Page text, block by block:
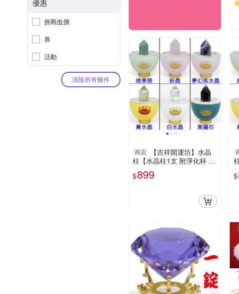
優惠
挑戰低價
券
活動
清除所有條件
商店
【吉祥開運坊】水晶
柱【水晶柱1支 附淨化杯 白
水晶碎石 多款可供選擇】淨
化 擇日
$899 $